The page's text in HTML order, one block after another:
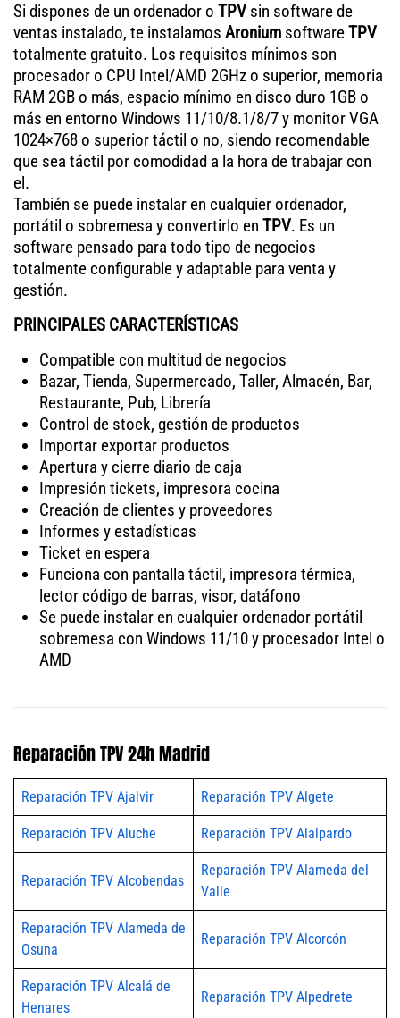
Si dispones de un ordenador o TPV sin software de
ventas instalado, te instalamos Aronium softwareTPV
totalmente gratuito. Los requisitos mínimos son
procesador o CPU Intel/AMD 2GHz o superior, memoria
RAM 2GB o más, espacio mínimo en disco duro 1GB o
más en entorno Windows 11/10/8.1/8/7 y monitor VGA
1024×768 o superior táctil o no, siendo recomendable
que sea táctil por comodidad a la hora de trabajar con
el.
También se puede instalar en cualquier ordenador,
portátil o sobremesa y convertirlo en TPV. Es un
software pensado para todo tipo de negocios
totalmente configurable y adaptable para venta y
gestión.
PRINCIPALES CARACTERÍSTICAS
Compatible con multitud de negocios
Bazar, Tienda, Supermercado, Taller, Almacén, Bar,
Restaurante, Pub, Librería
Control de stock, gestión de productos
Importar exportar productos
Apertura y cierre diario de caja
Impresión tickets, impresora cocina
Creación de clientes y proveedores
Informes y estadísticas
Ticket en espera
Funciona con pantalla táctil, impresora térmica,
lector código de barras, visor, datáfono
Se puede instalar en cualquier ordenador portátil
sobremesa con Windows 11/10 y procesador Intel o
AMD
Reparación TPV 24h Madrid
Reparación TPV Ajalvir Reparación TPV Algete
Reparación TPV Aluche Reparación TPV Alalpardo
Reparación TPV Alcobendas
Reparación TPV Alameda del
Valle
Reparación TPV Alameda de
Osuna
Reparación TPV Alcorcón
Reparación TPV Alcalá de
Henares
Reparación TPV Alpedrete